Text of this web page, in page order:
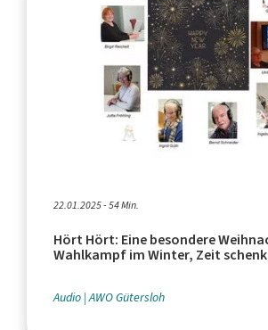
22.01.2025 - 54 Min.
Hört Hört: Eine besondere
Wahlkampf im Winter, Zeit
Audio AWO Gütersloh